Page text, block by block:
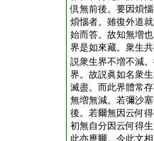
倶無前後。要因煩
煩惱者。雖復外道
始而答。故知無増
界是如來藏。衆生
説衆生界不増不減
界。故説眞如名衆
滅盡。而此界體常
無増無減。若彌沙
後。若爾無因云何
初無自分因云何得
此亦應爾。今此文